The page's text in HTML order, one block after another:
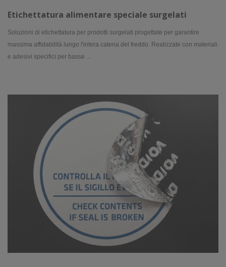
Etichettatura alimentare speciale surgelati
Soluzioni di etichettatura per prodotti surgelati progettate per garantire
massima affidabilità lungo l'intera catena del freddo. Realizzate con materiali
e adesivi specifici per basse ...